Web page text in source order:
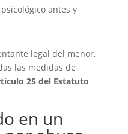
antes y
legal del menor,
las medidas de
25 del Estatuto
en un